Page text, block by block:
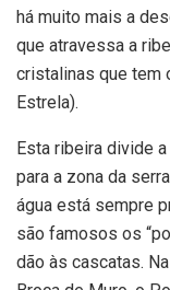
há muito mais a
que atravessa a
cristalinas que tem
Estrela).
Esta ribeira divide
para a zona da
água está sempre
são famosos os
dão às cascatas.